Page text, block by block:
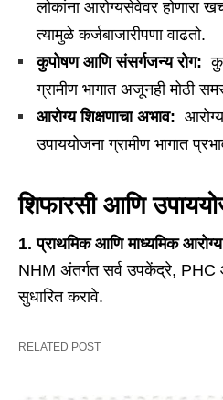
लोकांना आरोग्यसेवेवर होणारा
त्यामुळे कर्जबाजारीपणा वाढतो.
कुपोषण आणि संसर्गजन्य रोग:
ग्रामीण भागात अजूनही मोठी
आरोग्य शिक्षणाचा अभाव:
उपाययोजना ग्रामीण भागात
शिफारसी आणि
1.प्राथमिक आणि माध्यमिक आरोग्य
NHM अंतर्गत सर्व उपकेंद्रे, PHC
सुधारित करावे.
RELATED POST